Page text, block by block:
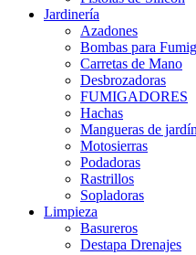
Jardinería
Azadones
Bombas para
Carretas de Mano
Desbrozadoras
FUMIGADORES
Hachas
Mangueras de jardín
Motosierras
Podadoras
Rastrillos
Sopladoras
Limpieza
Basureros
Destapa Drenajes